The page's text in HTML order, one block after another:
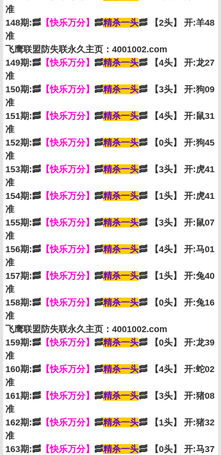
准
148期:🥓【快乐万分】 🥓精杀一头🥓 【2头】 开:羊48
准
飞鹰联盟防失联永久主页：4001002.com
149期:🥓【快乐万分】 🥓精杀一头🥓 【4头】 开:龙27
准
150期:🥓【快乐万分】 🥓精杀一头🥓 【3头】 开:狗09
准
151期:🥓【快乐万分】 🥓精杀一头🥓 【4头】 开:鼠31
准
152期:🥓【快乐万分】 🥓精杀一头🥓 【0头】 开:狗45
准
153期:🥓【快乐万分】 🥓精杀一头🥓 【3头】 开:虎41
准
154期:🥓【快乐万分】 🥓精杀一头🥓 【1头】 开:虎41
准
155期:🥓【快乐万分】 🥓精杀一头🥓 【3头】 开:鼠07
准
156期:🥓【快乐万分】 🥓精杀一头🥓 【4头】 开:马01
准
157期:🥓【快乐万分】 🥓精杀一头🥓 【1头】 开:兔40
准
158期:🥓【快乐万分】 🥓精杀一头🥓 【0头】 开:兔16
准
飞鹰联盟防失联永久主页：4001002.com
159期:🥓【快乐万分】 🥓精杀一头🥓 【0头】 开:龙39
准
160期:🥓【快乐万分】 🥓精杀一头🥓 【4头】 开:蛇02
准
161期:🥓【快乐万分】 🥓精杀一头🥓 【3头】 开:猪08
准
162期:🥓【快乐万分】 🥓精杀一头🥓 【1头】 开:猪32
准
163期:🥓【快乐万分】 🥓精杀一头🥓 【0头】 开:马37